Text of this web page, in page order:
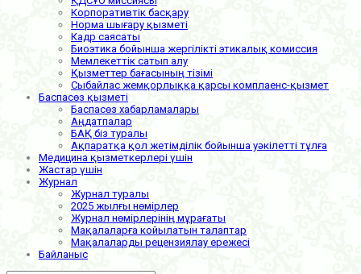
Корпоративтік басқару
Норма шығару қызметі
Кадр саясаты
Биоэтика бойынша жергілікті этикалық комиссия
Мемлекеттік сатып алу
Қызметтер бағасының тізімі
Сыбайлас жемқорлыққа қарсы комплаенс-қызмет
Баспасөз қызметі
Баспасөз хабарламалары
Аңдатпалар
БАҚ біз туралы
Ақпаратқа қол жетімділік бойынша уәкілетті тұлға
Медицина қызметкерлері үшін
Жастар үшін
Журнал
Журнал туралы
2025 жылғы нөмірлер
Журнал нөмірлерінің мұрағаты
Мақалаларға койылатын талаптар
Мақалаларды рецензиялау ережесі
Байланыс